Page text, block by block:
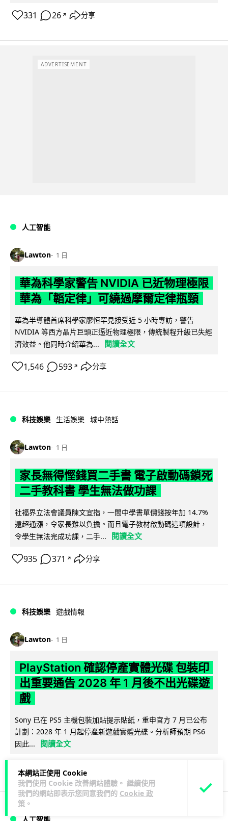
本網站正使用 Cookie
我們使用 Cookie 改善網站體驗。 繼續使用
我們的網站即表示您同意我們的 Cookie 政
策 。
331 26 ↗ 分享
ADVERTISEMENT
人工智能
Lawton 1 日
華為科學家警告 NVIDIA 已近物理極限
華為「韜定律」可繞過摩爾定律瓶頸
華為半導體首席科學家廖恒罕見接受近 5 小時專訪，警告
NVIDIA 等西方晶片巨頭正逼近物理極限，傳統製程升級已失經
濟效益。他同時介紹華為...
閱讀全文
1,546 593 ↗ 分享
科技娛樂 生活娛樂 城中熱話
Lawton 1 日
家長無得慳錢買二手書 電子啟動碼鎖死
二手教科書 學生無法做功課
社福界立法會議員陳文宜指，一間中學書單價錢按年加 14.7%
遠超通漲，令家長難以負擔。而且電子教材啟動碼這項設計，
令學生無法完成功課，二手...
閱讀全文
935 371 ↗ 分享
科技娛樂 遊戲情報
Lawton 1 日
PlayStation 確認停產實體光碟 包裝印
出重要通告 2028 年 1 月後不出光碟遊
戲
Sony 已在 PS5 主機包裝加貼提示貼紙，重申官方 7 月已公布
計劃：2028 年 1 月起停產新遊戲實體光碟。分析師預期 PS6
因此...
閱讀全文
169